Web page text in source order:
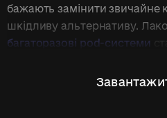
бажають замінити звичайне
шкідливу альтернативу.
багаторазові pod-системи
Вони не потребують